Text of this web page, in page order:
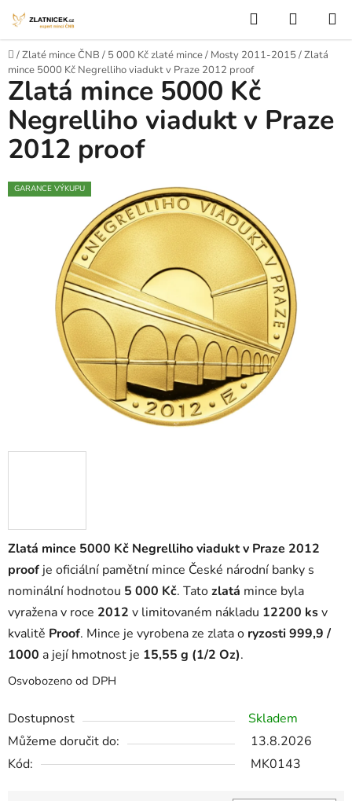
Hledat
Domů
/Zlaté mince ČNB / 5 000 Kč zlaté mince/ Mosty 2011-2015/Zlatá
mince 5000 Kč Negrelliho viadukt v Praze 2012 proof
Zlatá mince 5000 Kč Negrelliho viadukt v Praze 2012
proof je oficiální pamětní mince České národní banky s
nominální hodnotou 5 000 Kč. Tatozlatá mince byla
vyražena v roce 2012 v limitovaném nákladu 12200 ksv
kvalitě Proof. Mince je vyrobena ze zlata o ryzosti 999,9 /
1000 a její hmotnost je 15,55 g (1/2 Oz).
Osvobozeno od DPH
Dostupnost
Skladem
Můžeme doručit do:
13.8.2026
Kód:
MK0143
Zlatá mince 5000 Kč
Negrelliho viadukt v Praze
2012 proof
GARANCE VÝKUPU